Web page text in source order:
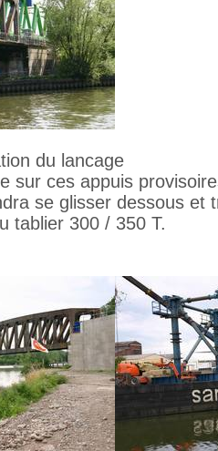
du lancage
sur ces appuis
se glisser dessous et
tablier 300 / 350 T.